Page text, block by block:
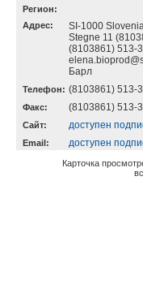
Регион:
Адрес:
SI-1000
Stegne 11
(8103861) 513-
Барл
Телефон: (8103861) 513-
Факс: (8103861) 513-
Cайт: доступен
Email: доступен
Карточка